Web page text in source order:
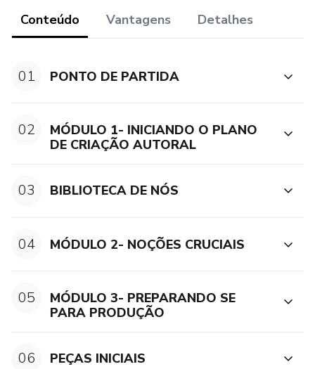
desenvolvidas ao longo de 8 anos de estudo e
experimentos, resumidos em quase 400 aulas, incluindo
próprias peças e ser valorizada por isso!
Tudo isso de forma super estruturada e com todas as
ferramentas necessárias para você aprender de uma vez
por todas a criar, empreender e lucrar com macramê,
permitindo que você conquiste o tão sonhado desejo de
Viver de Macramê, mesmo que esteja começando do
absoluto zero.
Vem comigo alcançar sua liberdade financeira, geográfica,
criativa e de tempo!!
Conteúdo Vantagens Detalhes
01 PONTO DE PARTIDA
02
MÓDULO 1- INICIANDO O PLANO
DE CRIAÇÃO AUTORAL
03 BIBLIOTECA DE NÓS
04 MÓDULO 2- NOÇÕES CRUCIAIS
05
MÓDULO 3- PREPARANDO SE
PARA PRODUÇÃO
06 PEÇAS INICIAIS